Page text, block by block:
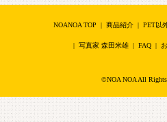
NOANOA TOP | 商品紹介| PET以
| 写真家 森田米雄 | FAQ |
©NOA NOA All